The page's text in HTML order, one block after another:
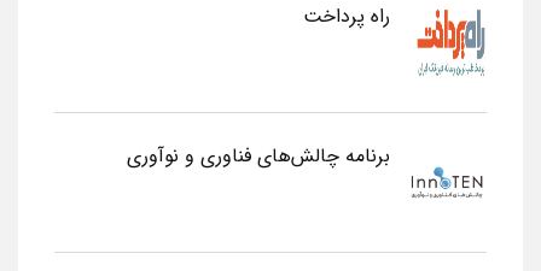
راه پرداخت
برنامه چالش‌های فناوری و نوآوری